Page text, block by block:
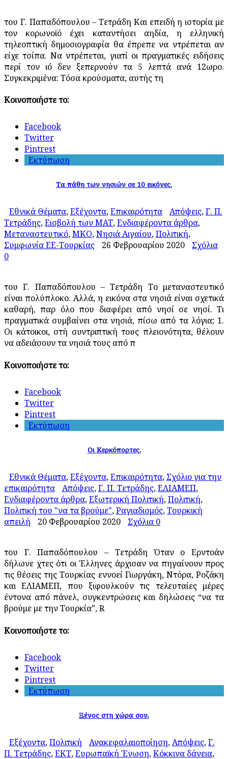
του Γ. Παπαδόπουλου – Τετράδη Και επειδή η ιστορία με
τον κορωνοϊό έχει καταντήσει αηδία, η ελληνική
τηλεοπτική δημοσιογραφία θα έπρεπε να ντρέπεται αν
είχε τσίπα. Να ντρέπεται, γιατί οι πραγματικές ειδήσεις
περί τον ιό δεν ξεπερνούν τα 5 λεπτά ανά 12ωρο.
Συγκεκριμένα: Τόσα κρούσματα, αυτής τη
Κοινοποιήστε το:
Facebook
Twitter
Pintrest
Εκτύπωση
Τα πάθη των νησιών σε 10 εικόνες.
Εθνικά Θέματα,Εξέχοντα,Επικαιρότητα Απόψεις,Γ. Π.
Τετράδης,Εισβολή των ΜΑΤ,Ενδιαφέροντα άρθρα,
Μεταναστευτικό,ΜΚΟ,Νησιά Αιγαίου,Πολιτική,
Συμφωνία ΕΕ-Τουρκίας
26 Φεβρουαρίου 2020
Σχόλια
0
του Γ. Παπαδόπουλου – Τετράδη Το μεταναστευτικό
είναι πολύπλοκο. Αλλά, η εικόνα στα νησιά είναι σχετικά
καθαρή, παρ όλο που διαφέρει από νησί σε νησί. Τι
πραγματικά συμβαίνει στα νησιά, πίσω από τα λόγια; 1.
Οι κάτοικοι, στή συντριπτική τους πλειονότητα, θέλουν
να αδειάσουν τα νησιά τους από π
Κοινοποιήστε το:
Facebook
Twitter
Pintrest
Εκτύπωση
Οι Κερκόπορτες.
Εθνικά Θέματα,Εξέχοντα,Επικαιρότητα, Σχόλιο για την
επικαιρότητα
Απόψεις,Γ. Π. Τετράδης,ΕΛΙΑΜΕΠ,
Ενδιαφέροντα άρθρα,Εξωτερική Πολιτική,Πολιτική,
Πολιτική του "να τα βρούμε",Ραγιαδισμός,Τουρκική
απειλή
20 Φεβρουαρίου 2020 Σχόλια 0
του Γ. Παπαδόπουλου – Τετράδη Όταν ο Ερντοάν
δήλωνε χτες ότι οι Έλληνες άρχισαν να πηγαίνουν προς
τις θέσεις της Τουρκίας εννοεί Γιωργάκη, Ντόρα, Ροζάκη
και ΕΛΙΑΜΕΠ, που ξιφουλκούν τις τελευταίες μέρες
έντονα από πάνελ, συγκεντρώσεις και δηλώσεις “να τα
βρούμε με την Τουρκία”, R
Κοινοποιήστε το:
Facebook
Twitter
Pintrest
Εκτύπωση
Ξένος στη χώρα σου.
Εξέχοντα,Πολιτική Ανακεφαλαιοποίηση,Απόψεις,Γ.
Π. Τετράδης,ΕΚΤ,Ευρωπαϊκή Ένωση,Κόκκινα δάνεια,